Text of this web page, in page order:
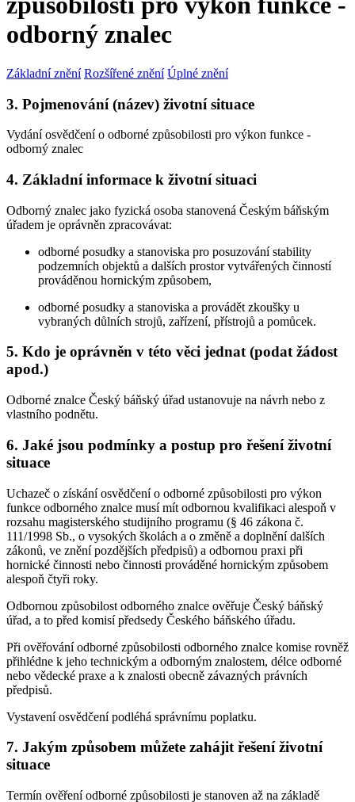
odborný znalec
Základní znění Rozšířené znění Úplné znění
3. Pojmenování (název) životní situace
Vydání osvědčení o odborné způsobilosti pro výkon funkce -
odborný znalec
4. Základní informace k životní situaci
Odborný znalec jako fyzická osoba stanovená Českým báňským
úřadem je oprávněn zpracovávat:
odborné posudky a stanoviska pro posuzování stability
podzemních objektů a dalších prostor vytvářených činností
prováděnou hornickým způsobem,
odborné posudky a stanoviska a provádět zkoušky u
vybraných důlních strojů, zařízení, přístrojů a pomůcek.
5. Kdo je oprávněn v této věci jednat (podat žádost
apod.)
Odborné znalce Český báňský úřad ustanovuje na návrh nebo z
vlastního podnětu.
6. Jaké jsou podmínky a postup pro řešení životní
situace
Uchazeč o získání osvědčení o odborné způsobilosti pro výkon
funkce odborného znalce musí mít odbornou kvalifikaci alespoň v
rozsahu magisterského studijního programu (§ 46 zákona č.
111/1998 Sb., o vysokých školách a o změně a doplnění dalších
zákonů, ve znění pozdějších předpisů) a odbornou praxi při
hornické činnosti nebo činnosti prováděné hornickým způsobem
alespoň čtyři roky.
Odbornou způsobilost odborného znalce ověřuje Český báňský
úřad, a to před komisí předsedy Českého báňského úřadu.
Při ověřování odborné způsobilosti odborného znalce komise rovněž
přihlédne k jeho technickým a odborným znalostem, délce odborné
nebo vědecké praxe a k znalosti obecně závazných právních
předpisů.
Vystavení osvědčení podléhá správnímu poplatku.
7. Jakým způsobem můžete zahájit řešení životní
situace
Termín ověření odborné způsobilosti je stanoven až na základě